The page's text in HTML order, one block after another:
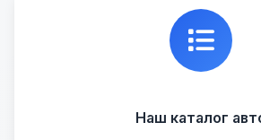
Наш каталог
Каталог проверенных
состоянии, где вы можете
информацию о каждом